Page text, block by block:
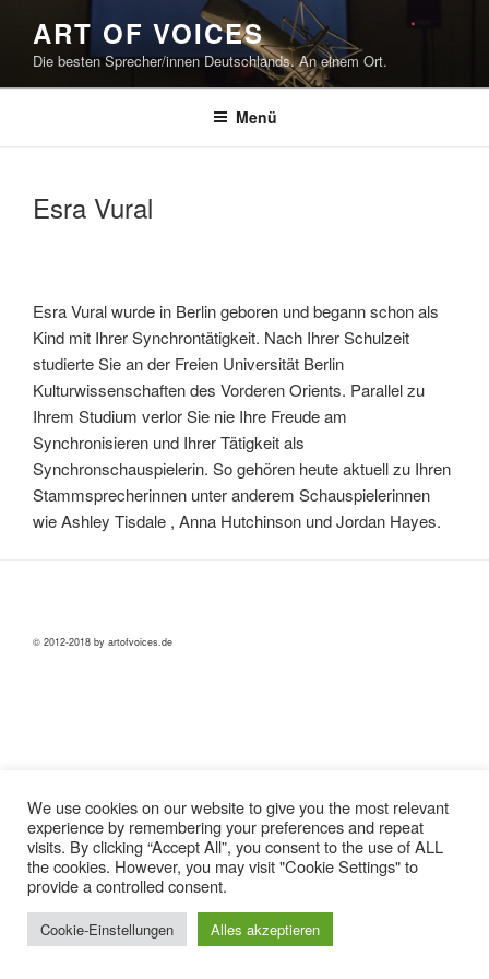
Inhalt
springen
ART OF VOICES
Die besten Sprecher/innen Deutschlands. An einem Ort.
Menü
Esra Vural
Esra Vural wurde in Berlin geboren und begann schon als
Kind mit Ihrer Synchrontätigkeit. Nach Ihrer Schulzeit
studierte Sie an der Freien Universität Berlin
Kulturwissenschaften des Vorderen Orients. Parallel zu
Ihrem Studium verlor Sie nie Ihre Freude am
Synchronisieren und Ihrer Tätigkeit als
Synchronschauspielerin. So gehören heute aktuell zu Ihren
Stammsprecherinnen unter anderem Schauspielerinnen
wie Ashley Tisdale , Anna Hutchinson und Jordan Hayes.
© 2012-2018 by artofvoices.de
We use cookies on our website to give you the most relevant
experience by remembering your preferences and repeat
visits. By clicking “Accept All”, you consent to the use of ALL
the cookies. However, you may visit "Cookie Settings" to
provide a controlled consent.
Cookie-Einstellungen Alles akzeptieren